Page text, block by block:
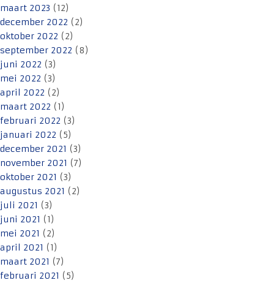
maart 2023 (12)
december 2022 (2)
oktober 2022 (2)
september 2022 (8)
juni 2022 (3)
mei 2022 (3)
april 2022 (2)
maart 2022 (1)
februari 2022 (3)
januari 2022 (5)
december 2021 (3)
november 2021 (7)
oktober 2021 (3)
augustus 2021 (2)
juli 2021 (3)
juni 2021 (1)
mei 2021 (2)
april 2021 (1)
maart 2021 (7)
februari 2021 (5)